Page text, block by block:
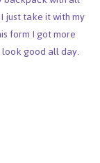
just take it with my
form I got more
good all day.